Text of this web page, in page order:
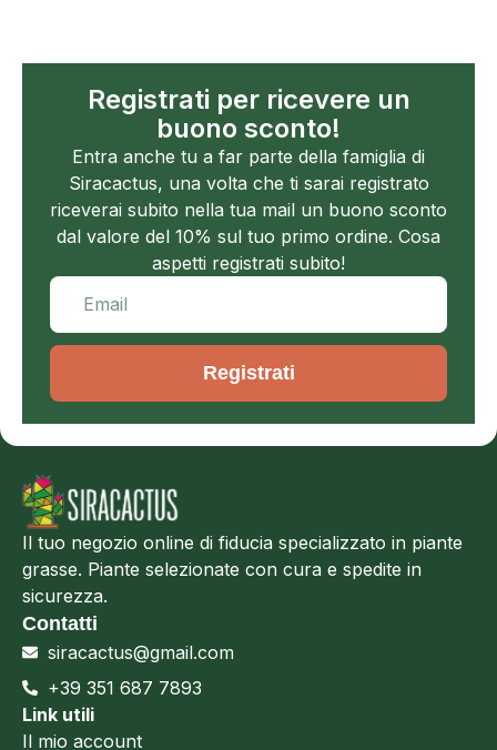
Registrati per ricevere un
buono sconto!
Entra anche tu a far parte della famiglia di
Siracactus, una volta che ti sarai registrato
riceverai subito nella tua mail un buono sconto
dal valore del 10% sul tuo primo ordine. Cosa
aspetti registrati subito!
Registrati
Il tuo negozio online di fiducia specializzato in piante
grasse. Piante selezionate con cura e spedite in
sicurezza.
Contatti
siracactus@gmail.com
+39 351 687 7893
Link utili
Il mio account